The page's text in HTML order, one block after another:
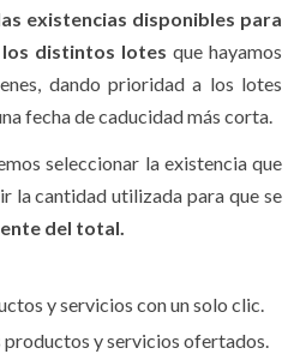
existencias disponibles para
los distintos lotes que hayamos
dando prioridad a los lotes
fecha de caducidad más corta.
seleccionar la existencia que
la cantidad utilizada para que se
del total.
y servicios con un solo clic.
y servicios ofertados.